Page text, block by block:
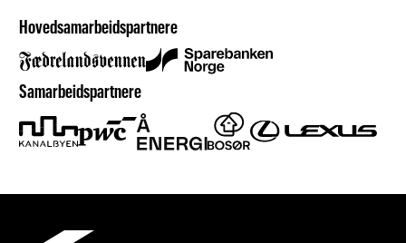
Hovedsamarbeidspartnere
Samarbeidspartnere